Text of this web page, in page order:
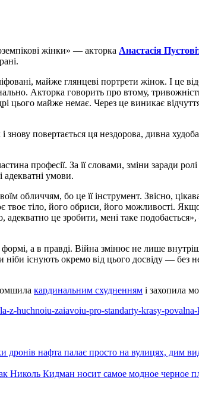
жінки» — акторка Анастасія
майже глянцеві портрети жінок. І це
Акторка говорить про втому,
цього майже немає. Через це виникає
повертається ця нездорова, дивна
професії. За її словами, зміни заради
умови.
обличчям, бо це її інструмент. Звісно,
твоє тіло, його обриси, його можливості.
це зробити, мені таке
а в правді. Війна змінює не лише
існують окремо від цього досвіду — без
кардинальним схудненням і захопила
z-huchnoiu-zaiavoiu-pro-standarty-krasy-
нафта палає просто на вулицях, дим
Николь Кидман носит самое модное черное